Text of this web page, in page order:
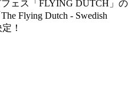
ェス「FLYING DUTCH」の
Flying Dutch - Swedish
！